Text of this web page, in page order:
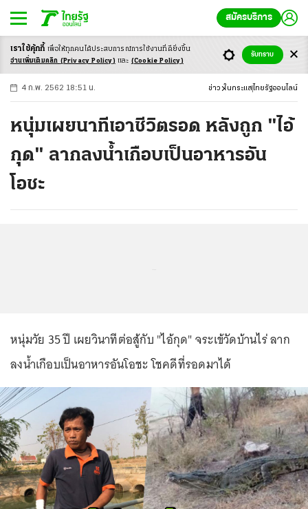
สมัครบริการ
-ก ก ก+
4 ก.พ. 2562 18:51 น. ข่าว ในกระแส ไทยรัฐออนไลน์
หนุ่มเผยนาทีเอาชีวิตรอด หลังถูก "ไอ้
กุด" ลากลงน้ำเกือบเป็นอาหารอัน
โอชะ
หนุ่มวัย 35 ปี เผยวินาทีต่อสู้กับ "ไอ้กุด" จระเข้วัดบ้านไร่ ลาก
ลงน้ำเกือบเป็นอาหารอันโอชะ โชคดีที่รอดมาได้
เราใช้คุ้กกี้ เพื่อให้ทุกคนได้ประสบการณ์การใช้งานที่ดียิ่งขึ้น
อ่านเพิ่มเติมคลิก (Privacy Policy) และ (Cookie Policy)
รับทราบ